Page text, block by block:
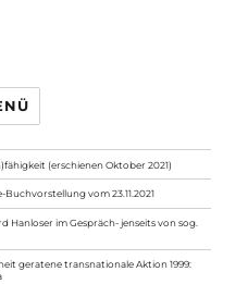
(erschienen Oktober 2021)
vom 23.11.2021
Hanloser im Gespräch- jenseits von sog.
geratene transnationale Aktion 1999: